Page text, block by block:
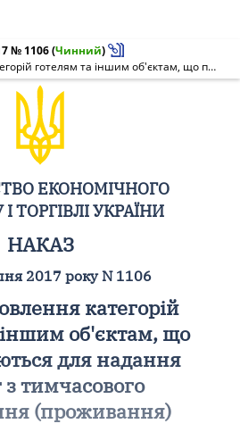
№ 1106(Чинний)
Про встановлення категорій готелям та іншим об'єктам, що призначаються для надання послуг з тимчасового розміщення (проживання)
ЕКОНОМІЧНОГО
ТОРГІВЛІ УКРАЇНИ
НАКАЗ
2017 року N 1106
категорій
об'єктам, що
для надання
з тимчасового
(проживання)